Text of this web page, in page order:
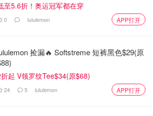
间也多了起来，我还自己处理了两条
应该是罗非鱼，又称非洲鲫鱼，是淡水
至5.6折！奥运冠军都在穿
0 lululemon APP打开
捡漏🔥 Softstreme 短裤黑色$29(原
起 V领罗纹Tee$34(原$68)
24 5 lululemon APP打开